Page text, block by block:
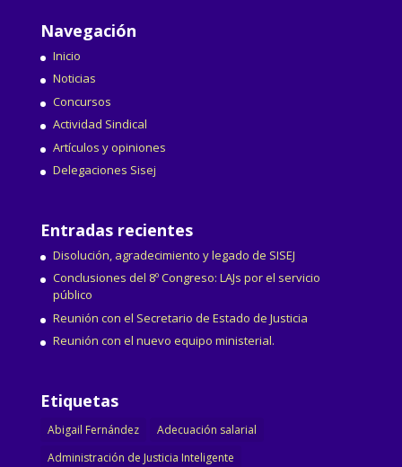
Navegación
Inicio
Noticias
Concursos
Actividad Sindical
Artículos y opiniones
Delegaciones Sisej
Entradas recientes
Disolución, agradecimiento y legado de SISEJ
Conclusiones del 8º Congreso: LAJs por el servicio
público
Reunión con el Secretario de Estado de Justicia
Reunión con el nuevo equipo ministerial.
Etiquetas
Abigail Fernández
Adecuación salarial
Administración de Justicia Inteligente